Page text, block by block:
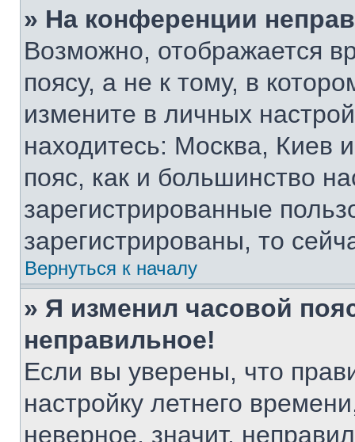
» На конференции
Возможно, отображается
поясу, а не к тому, в
измените в личных
находитесь: Москва, Киев
пояс, как и большинство
зарегистрированные
зарегистрированы, то
Вернуться к началу
» Я изменил часовой
неправильное!
Если вы уверены, что
настройку летнего
неверное, значит,